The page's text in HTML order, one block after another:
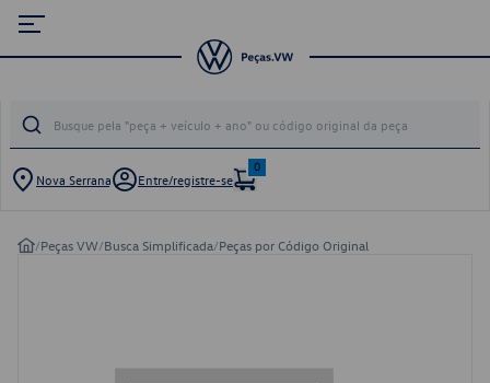
Nova Serrana Entre/registre-se
0
/Peças VW/Busca Simplificada/Peças por Código Original